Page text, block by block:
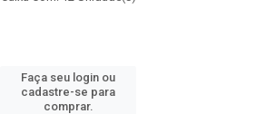
Faça seu login ou
cadastre-se para
comprar.